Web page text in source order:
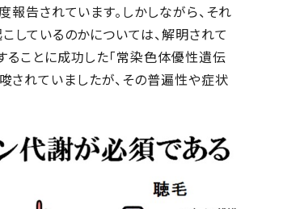
告されています。しかしながら、それ
しているのかについては、解明されて
ことに成功した「常染色体優性遺伝
れていましたが、その普遍性や症状